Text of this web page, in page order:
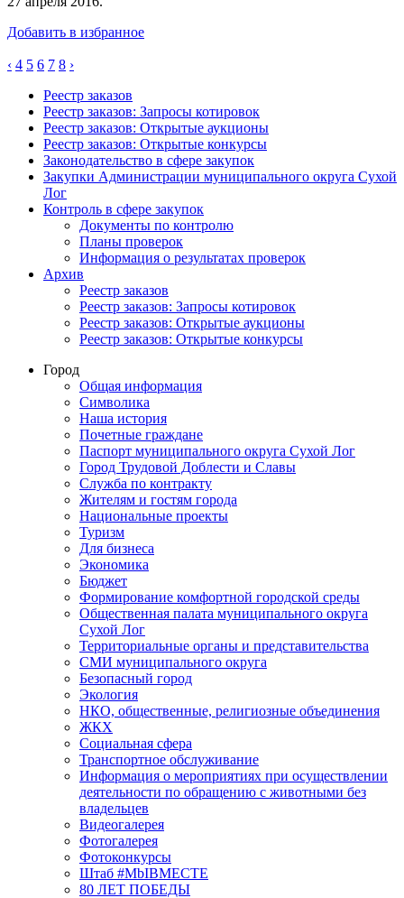
Добавить в избранное
‹ 4 5 6 7 8 ›
Реестр заказов
Реестр заказов: Запросы котировок
Реестр заказов: Открытые аукционы
Реестр заказов: Открытые конкурсы
Законодательство в сфере закупок
Закупки Администрации муниципального округа Сухой
Лог
Контроль в сфере закупок
Документы по контролю
Планы проверок
Информация о результатах проверок
Архив
Реестр заказов
Реестр заказов: Запросы котировок
Реестр заказов: Открытые аукционы
Реестр заказов: Открытые конкурсы
Город
Общая информация
Символика
Наша история
Почетные граждане
Паспорт муниципального округа Сухой Лог
Город Трудовой Доблести и Славы
Служба по контракту
Жителям и гостям города
Национальные проекты
Туризм
Для бизнеса
Экономика
Бюджет
Формирование комфортной городской среды
Общественная палата муниципального округа
Сухой Лог
Территориальные органы и представительства
СМИ муниципального округа
Безопасный город
Экология
НКО, общественные, религиозные объединения
ЖКХ
Социальная сфера
Транспортное обслуживание
Информация о мероприятиях при осуществлении
деятельности по обращению с животными без
владельцев
Видеогалерея
Фотогалерея
Фотоконкурсы
Штаб #MbIBMECTE
80 ЛЕТ ПОБЕДЫ